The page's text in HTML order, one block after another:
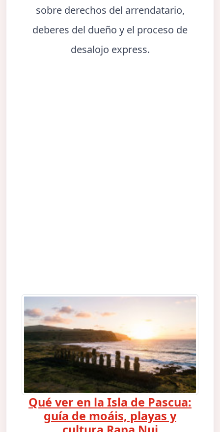
sobre derechos del arrendatario,
deberes del dueño y el proceso de
desalojo express.
Qué ver en la Isla de Pascua:
guía de moáis, playas y